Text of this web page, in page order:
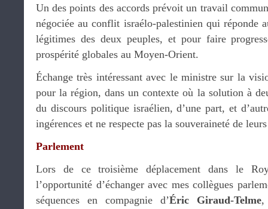
Un des points des accords prévoit un travail
négociée au conflit israélo-palestinien qui réponde
légitimes des deux peuples, et pour faire
prospérité globales au Moyen-Orient.
Échange très intéressant avec le ministre sur la
pour la région, dans un contexte où la solution à
du discours politique israélien, d’une part, et
ingérences et ne respecte pas la souveraineté de
Parlement
Lors de ce troisième déplacement dans le
l’opportunité d’échanger avec mes collègues
séquences en compagnie d’Éric Giraud-Telme,